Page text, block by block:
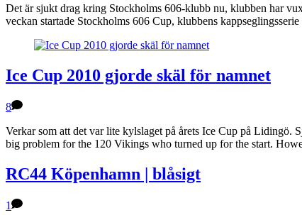
Det är sjukt drag kring Stockholms 606-klubb nu, klubben har
veckan startade Stockholms 606 Cup, klubbens
Ice Cup 2010 gjorde skäl för namnet
8
Verkar som att det var lite kylslaget på årets Ice Cup på Lidingö.
big problem for the 120 Vikings who turned up for the start.
RC44 Köpenhamn | blåsigt
1